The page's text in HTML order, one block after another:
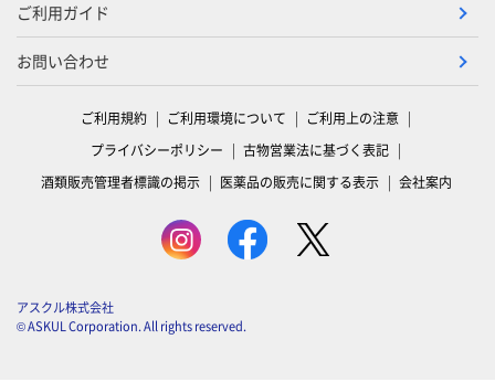
ご利用ガイド
お問い合わせ
ご利用規約 ご利用環境について
ご利用上の注意
プライバシーポリシー
古物営業法に基づく表記
酒類販売管理者標識の掲示
医薬品の販売に関する表示 会社案内
アスクル株式会社
© ASKUL Corporation. All rights reserved.